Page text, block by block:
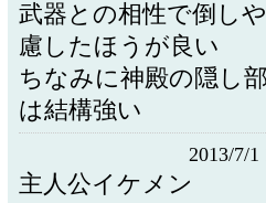
武器との相性で倒し
慮したほうが良い
ちなみに神殿の隠し
は結構強い
2013/7/1
主人公イケメン